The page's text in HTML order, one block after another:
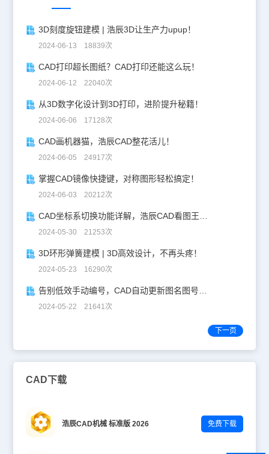
越多越好，字体越小越好，比例的分母自然也是越大越好。然而，人
易出现幻觉和误差的，所以，每张图比例的产生的需要根据图纸的大
小、注释文字的多少进行合理的分配，在识别难易度与信息量之间找
在什么场合，只要我们将绘图的比例调整好，很多人都能很明显的分
绍。
3D刻度旋钮建模 | 浩辰3D让生产力upup！
2024-06-13 18839次
CAD打印超长图纸？CAD打印还能这么玩！
2024-06-12 22040次
从3D数字化设计到3D打印，进阶提升秘籍！
2024-06-06 17128次
CAD画机器猫，浩辰CAD整花活儿！
2024-06-05 24917次
掌握CAD镜像快捷键，对称图形轻松搞定！
2024-06-03 20212次
CAD坐标系切换功能详解，浩辰CAD看图王让设计更自由！
2024-05-30 21253次
3D环形弹簧建模 | 3D高效设计，不再头疼！
2024-05-23 16290次
告别低效手动编号，CAD自动更新图名图号轻松搞定！
2024-05-22 21641次
下一页
CAD下载
浩辰CAD机械 标准版 2026 免费下载